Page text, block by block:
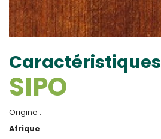
Caractéristiques
SIPO
Origine :
Afrique